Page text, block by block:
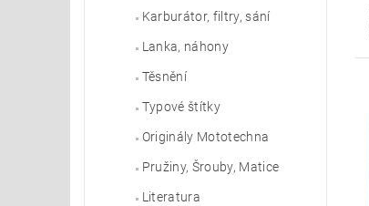
Karburátor, filtry, sání
Lanka, náhony
Těsnění
Typové štítky
Originály Mototechna
Pružiny, Šrouby, Matice
Literatura